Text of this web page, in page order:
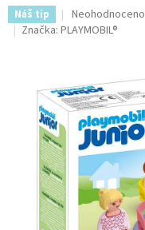
Náš tip
Průměrné
hodnocení
z
5
hvězdiček.
Neohodnoceno
Značka: PLAYMOBIL®